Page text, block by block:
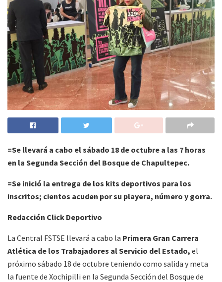
=Se llevará a cabo el sábado 18 de octubre a las 7 horas
en la Segunda Sección del Bosque de Chapultepec.
=Se inició la entrega de los kits deportivos para los
inscritos; cientos acuden por su playera, número y gorra.
Redacción Click Deportivo
La Central FSTSE llevará a cabo la Primera Gran Carrera
Atlética de los Trabajadores al Servicio del Estado, el
próximo sábado 18 de octubre teniendo como salida y meta
la fuente de Xochipilli en la Segunda Sección del Bosque de